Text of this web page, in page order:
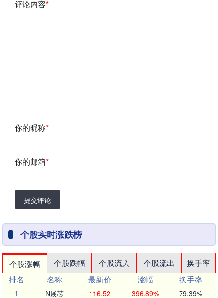
评论内容*
你的昵称*
你的邮箱*
提交评论
个股实时涨跌榜
个股涨幅 个股跌幅 个股流入 个股流出
换手率
排名
名称 最新价 涨幅
换手率
1
N展芯 116.52 396.89% 79.39%